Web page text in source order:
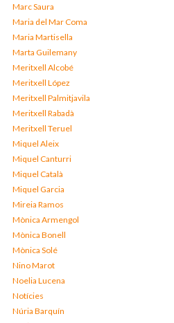
Marc Saura
Maria del Mar Coma
Maria Martisella
Marta Guilemany
Meritxell Alcobé
Meritxell López
Meritxell Palmitjavila
Meritxell Rabadà
Meritxell Teruel
Miquel Aleix
Miquel Canturri
Miquel Català
Miquel Garcia
Mireia Ramos
Mònica Armengol
Mònica Bonell
Mònica Solé
Nino Marot
Noelia Lucena
Notícies
Núria Barquín